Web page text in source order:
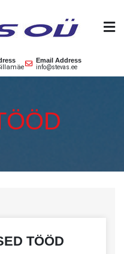
Email Address
info@stevas.ee
TÖÖD